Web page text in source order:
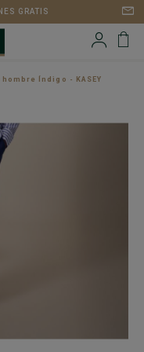
GRATIS
Índigo - KASEY